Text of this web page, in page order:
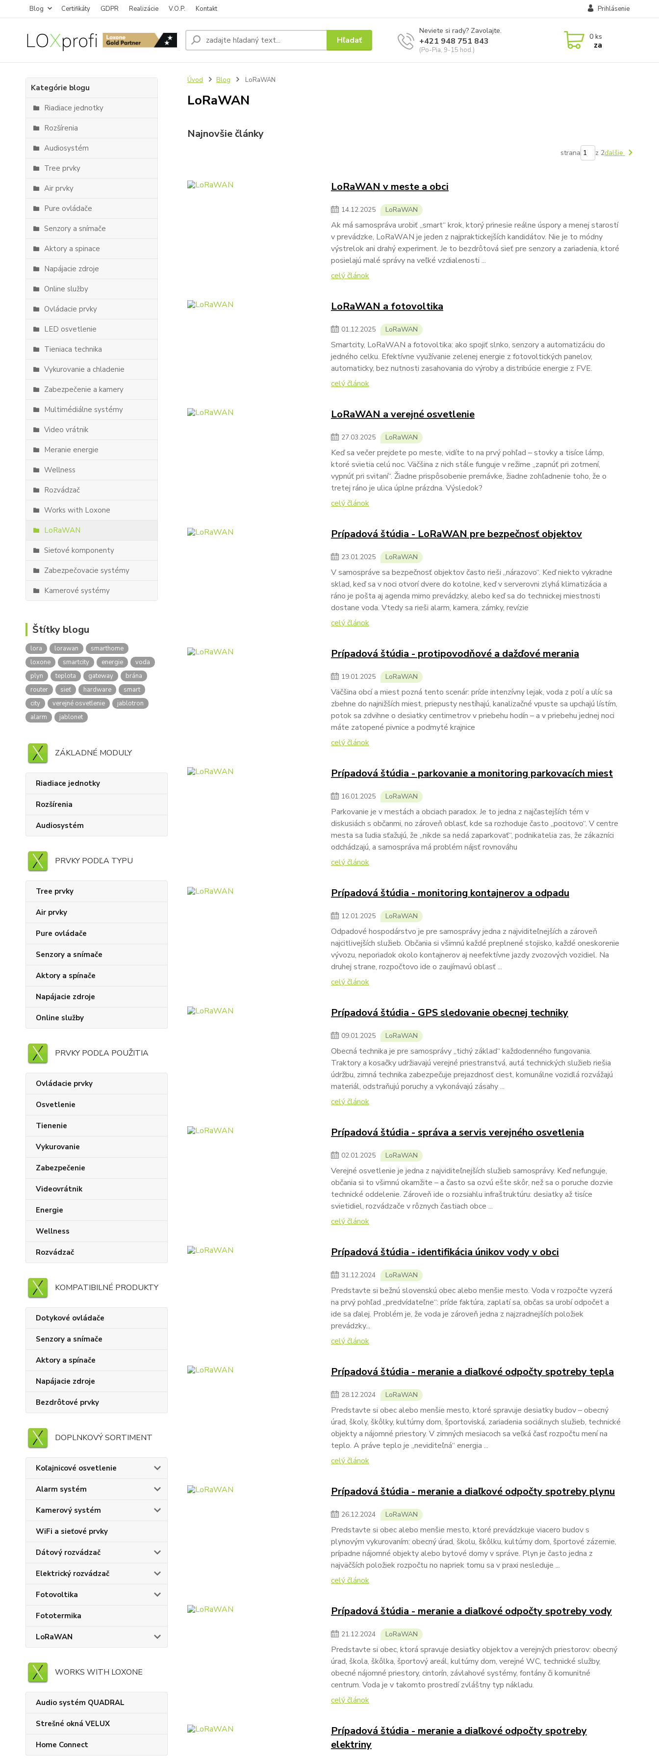
Blog Certifikáty GDPR Realizácie V.O.P. Kontakt Prihlásenie
Hľadať
Neviete si rady? Zavolajte.
+421 948 751 843
(Po-Pia, 9-15 hod.)
0 ks
za
Kategórie blogu
Riadiace jednotky
Rozšírenia
Audiosystém
Tree prvky
Air prvky
Pure ovládače
Senzory a snímače
Aktory a spinace
Napájacie zdroje
Online služby
Ovládacie prvky
LED osvetlenie
Tieniaca technika
Vykurovanie a chladenie
Zabezpečenie a kamery
Multimédiálne systémy
Video vrátnik
Meranie energie
Wellness
Rozvádzač
Works with Loxone
LoRaWAN
Sieťové komponenty
Zabezpečovacie systémy
Kamerové systémy
Štítky blogu
lora lorawan
smarthome
loxone
smartcity energie
voda
plyn
teplota gateway
brána
router
sieť hardware
smart
city
verejné osvetlenie
jablotron
alarm
jablonet
ZÁKLADNÉ MODULY
Riadiace jednotky
Rozšírenia
Audiosystém
PRVKY PODĽA TYPU
Tree prvky
Air prvky
Pure ovládače
Senzory a snímače
Aktory a spínače
Napájacie zdroje
Online služby
PRVKY PODĽA POUŽITIA
Ovládacie prvky
Osvetlenie
Tienenie
Vykurovanie
Zabezpečenie
Videovrátnik
Energie
Wellness
Rozvádzač
KOMPATIBILNÉ PRODUKTY
Dotykové ovládače
Senzory a snímače
Aktory a spínače
Napájacie zdroje
Bezdrôtové prvky
DOPLNKOVÝ SORTIMENT
Koľajnicové osvetlenie
Alarm systém
Kamerový systém
WiFi a sieťové prvky
Dátový rozvádzač
Elektrický rozvádzač
Fotovoltika
Fototermika
LoRaWAN
WORKS WITH LOXONE
Audio systém QUADRAL
Strešné okná VELUX
Home Connect
Úvod Blog LoRaWAN
LoRaWAN
Najnovšie články
strana z 2ďalšie
LoRaWAN v meste a obci
14.12.2025 LoRaWAN
Ak má samospráva urobiť „smart“ krok, ktorý prinesie reálne úspory a menej starostí
v prevádzke, LoRaWAN je jeden z najpraktickejších kandidátov. Nie je to módny
výstrelok ani drahý experiment. Je to bezdrôtová sieť pre senzory a zariadenia, ktoré
posielajú malé správy na veľké vzdialenosti ...
celý článok
LoRaWAN a fotovoltika
01.12.2025 LoRaWAN
Smartcity, LoRaWAN a fotovoltika: ako spojiť slnko, senzory a automatizáciu do
jedného celku. Efektívne využívanie zelenej energie z fotovoltických panelov,
automaticky, bez nutnosti zasahovania do výroby a distribúcie energie z FVE.
celý článok
LoRaWAN a verejné osvetlenie
27.03.2025 LoRaWAN
Keď sa večer prejdete po meste, vidíte to na prvý pohľad – stovky a tisíce lámp,
ktoré svietia celú noc. Väčšina z nich stále funguje v režime „zapnúť pri zotmení,
vypnúť pri svitaní“. Žiadne prispôsobenie premávke, žiadne zohľadnenie toho, že o
tretej ráno je ulica úplne prázdna. Výsledok?
celý článok
Prípadová štúdia - LoRaWAN pre bezpečnosť objektov
23.01.2025 LoRaWAN
V samospráve sa bezpečnosť objektov často rieši „nárazovo“. Keď niekto vykradne
sklad, keď sa v noci otvorí dvere do kotolne, keď v serverovni zlyhá klimatizácia a
ráno je pošta aj agenda mimo prevádzky, alebo keď sa do technickej miestnosti
dostane voda. Vtedy sa rieši alarm, kamera, zámky, revízie
celý článok
Prípadová štúdia - protipovodňové a dažďové merania
19.01.2025 LoRaWAN
Väčšina obcí a miest pozná tento scenár: príde intenzívny lejak, voda z polí a ulíc sa
zbehne do najnižších miest, priepusty nestíhajú, kanalizačné vpuste sa upchajú lístím,
potok sa zdvihne o desiatky centimetrov v priebehu hodín – a v priebehu jednej noci
máte zatopené pivnice a podmyté krajnice
celý článok
Prípadová štúdia - parkovanie a monitoring parkovacích miest
16.01.2025 LoRaWAN
Parkovanie je v mestách a obciach paradox. Je to jedna z najčastejších tém v
diskusiách s občanmi, no zároveň oblasť, kde sa rozhoduje často „pocitovo“. V centre
mesta sa ľudia sťažujú, že „nikde sa nedá zaparkovať“, podnikatelia zas, že zákazníci
odchádzajú, a samospráva má problém nájsť rovnováhu
celý článok
Prípadová štúdia - monitoring kontajnerov a odpadu
12.01.2025 LoRaWAN
Odpadové hospodárstvo je pre samosprávy jedna z najviditeľnejších a zároveň
najcitlivejších služieb. Občania si všimnú každé preplnené stojisko, každé oneskorenie
vývozu, neporiadok okolo kontajnerov aj neefektívne jazdy zvozových vozidiel. Na
druhej strane, rozpočtovo ide o zaujímavú oblasť ...
celý článok
Prípadová štúdia - GPS sledovanie obecnej techniky
09.01.2025 LoRaWAN
Obecná technika je pre samosprávy „tichý základ“ každodenného fungovania.
Traktory a kosačky udržiavajú verejné priestranstvá, autá technických služieb riešia
údržbu, zimná technika zabezpečuje prejazdnosť ciest, komunálne vozidlá rozvážajú
materiál, odstraňujú poruchy a vykonávajú zásahy ...
celý článok
Prípadová štúdia - správa a servis verejného osvetlenia
02.01.2025 LoRaWAN
Verejné osvetlenie je jedna z najviditeľnejších služieb samosprávy. Keď nefunguje,
občania si to všimnú okamžite – a často sa ozvú ešte skôr, než sa o poruche dozvie
technické oddelenie. Zároveň ide o rozsiahlu infraštruktúru: desiatky až tisíce
svietidiel, rozvádzače v rôznych častiach obce ...
celý článok
Prípadová štúdia - identifikácia únikov vody v obci
31.12.2024 LoRaWAN
Predstavte si bežnú slovenskú obec alebo menšie mesto. Voda v rozpočte vyzerá
na prvý pohľad „predvídateľne“: príde faktúra, zaplatí sa, občas sa urobí odpočet a
ide sa ďalej. Problém je, že voda je zároveň jedna z najzradnejších položiek
prevádzky...
celý článok
Prípadová štúdia - meranie a diaľkové odpočty spotreby tepla
28.12.2024 LoRaWAN
Predstavte si obec alebo menšie mesto, ktoré spravuje desiatky budov – obecný
úrad, školy, škôlky, kultúrny dom, športoviská, zariadenia sociálnych služieb, technické
objekty a nájomné priestory. V zimných mesiacoch sa veľká časť rozpočtu mení na
teplo. A práve teplo je „neviditeľná“ energia ...
celý článok
Prípadová štúdia - meranie a diaľkové odpočty spotreby plynu
26.12.2024 LoRaWAN
Predstavte si obec alebo menšie mesto, ktoré prevádzkuje viacero budov s
plynovým vykurovaním: obecný úrad, školu, škôlku, kultúrny dom, športové zázemie,
prípadne nájomné objekty alebo bytové domy v správe. Plyn je často jedna z
najväčších položiek rozpočtu no napriek tomu sa v praxi nesleduje ...
celý článok
Prípadová štúdia - meranie a diaľkové odpočty spotreby vody
21.12.2024 LoRaWAN
Predstavte si obec, ktorá spravuje desiatky objektov a verejných priestorov: obecný
úrad, škola, škôlka, športový areál, kultúrny dom, verejné WC, technické služby,
obecné nájomné priestory, cintorín, závlahové systémy, fontány či komunitné
centrum. Voda je v takomto prostredí zvláštny typ nákladu.
celý článok
Prípadová štúdia - meranie a diaľkové odpočty spotreby
elektriny